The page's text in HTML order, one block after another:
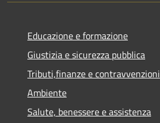
Educazione e formazione
Giustizia e sicurezza pubblica
Tributi,finanze e contravvenzioni
Ambiente
Salute, benessere e assistenza